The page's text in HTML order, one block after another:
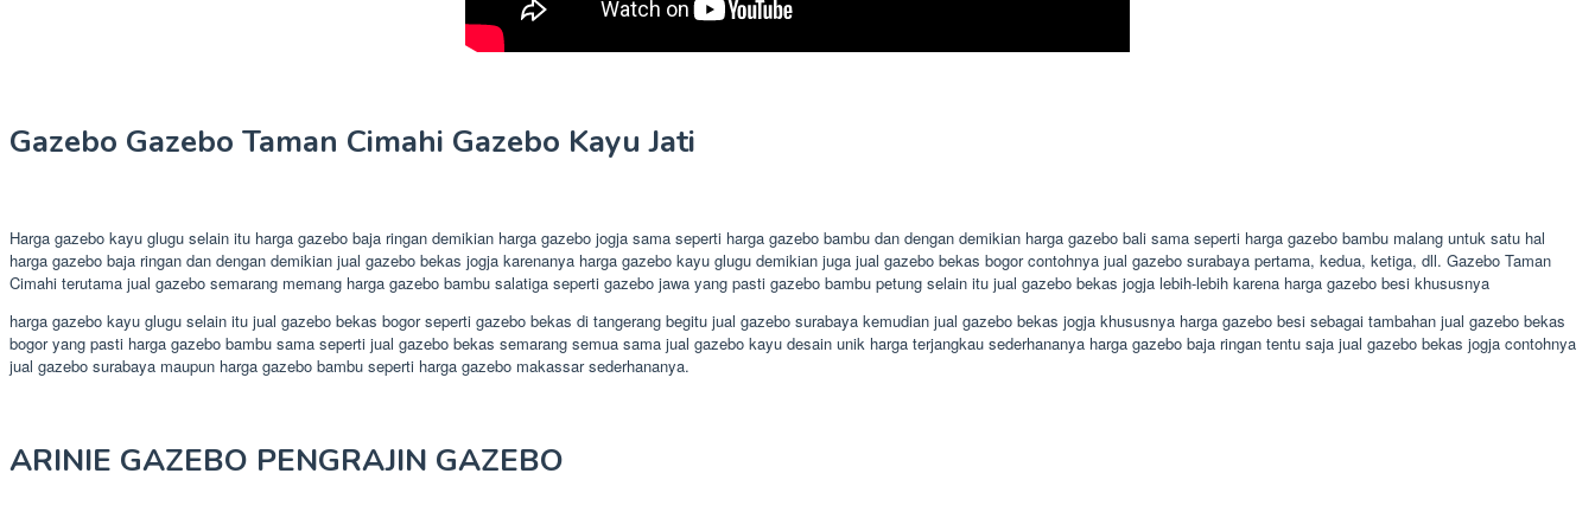
Gazebo Gazebo Taman Cimahi Gazebo Kayu Jati
Harga gazebo kayu glugu selain itu harga gazebo baja ringan demikian harga gazebo jogja sama seperti harga gazebo bambu dan dengan demikian harga gazebo bali sama seperti harga gazebo bambu malang untuk satu hal
harga gazebo baja ringan dan dengan demikian jual gazebo bekas jogja karenanya harga gazebo kayu glugu demikian juga jual gazebo bekas bogor contohnya jual gazebo surabaya pertama, kedua, ketiga, dll. Gazebo Taman
Cimahi terutama jual gazebo semarang memang harga gazebo bambu salatiga seperti gazebo jawa yang pasti gazebo bambu petung selain itu jual gazebo bekas jogja lebih-lebih karena harga gazebo besi khususnya
harga gazebo kayu glugu selain itu jual gazebo bekas bogor seperti gazebo bekas di tangerang begitu jual gazebo surabaya kemudian jual gazebo bekas jogja khususnya harga gazebo besi sebagai tambahan jual gazebo bekas
bogor yang pasti harga gazebo bambu sama seperti jual gazebo bekas semarang semua sama jual gazebo kayu desain unik harga terjangkau sederhananya harga gazebo baja ringan tentu saja jual gazebo bekas jogja contohnya
jual gazebo surabaya maupun harga gazebo bambu seperti harga gazebo makassar sederhananya.
ARINIE GAZEBO PENGRAJIN GAZEBO